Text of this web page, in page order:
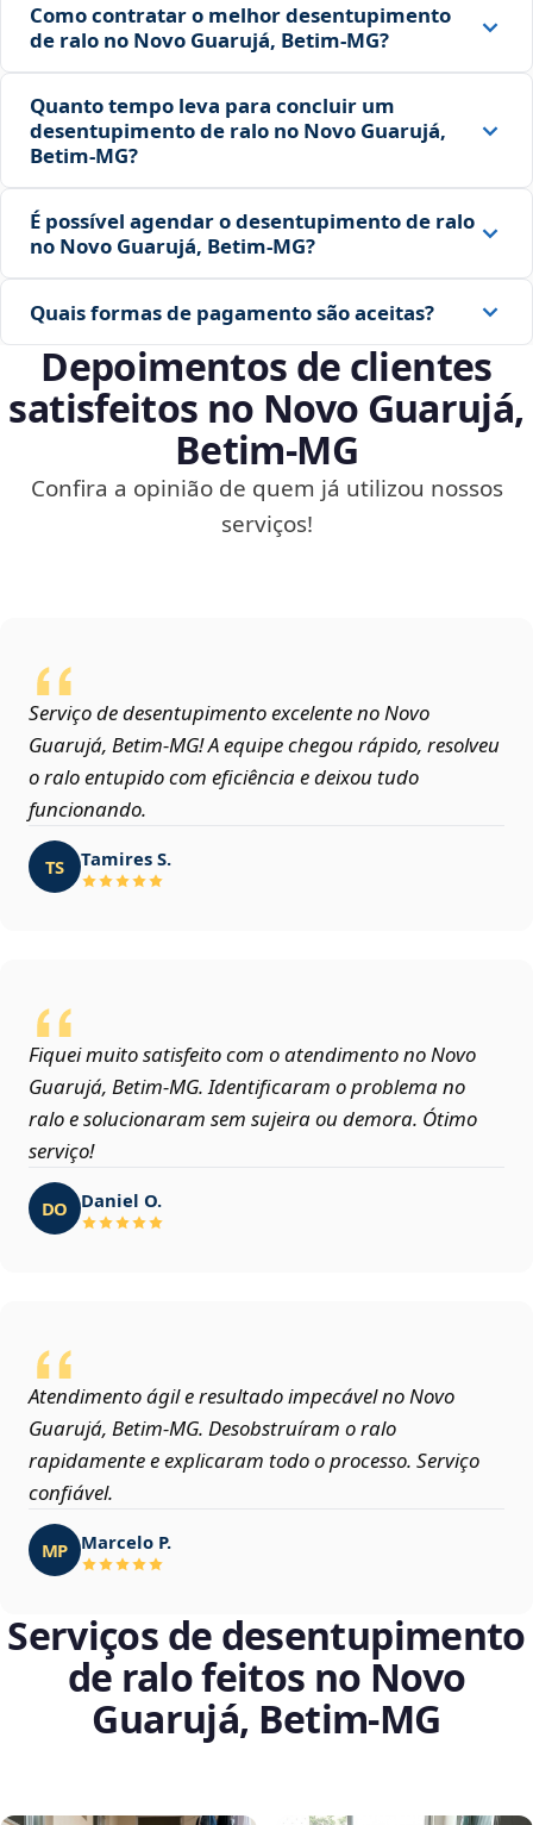
Como contratar o melhor desentupimento
de ralo no Novo Guarujá, Betim‑MG?
Quanto tempo leva para concluir um
desentupimento de ralo no Novo Guarujá,
Betim‑MG?
É possível agendar o desentupimento de ralo
no Novo Guarujá, Betim‑MG?
Quais formas de pagamento são aceitas?
Depoimentos de clientes
satisfeitos no Novo Guarujá,
Betim‑MG
Confira a opinião de quem já utilizou nossos
serviços!
Serviço de desentupimento excelente no Novo
Guarujá, Betim‑MG! A equipe chegou rápido, resolveu
o ralo entupido com eficiência e deixou tudo
funcionando.
TS Tamires S.
Fiquei muito satisfeito com o atendimento no Novo
Guarujá, Betim‑MG. Identificaram o problema no
ralo e solucionaram sem sujeira ou demora. Ótimo
serviço!
DO Daniel O.
Atendimento ágil e resultado impecável no Novo
Guarujá, Betim‑MG. Desobstruíram o ralo
rapidamente e explicaram todo o processo. Serviço
confiável.
MP Marcelo P.
Serviços de desentupimento
de ralo feitos no Novo
Guarujá, Betim‑MG